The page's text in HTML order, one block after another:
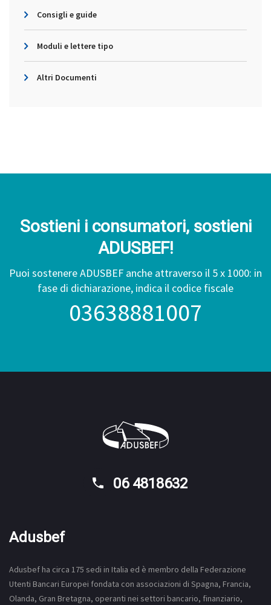
Consigli e guide
Moduli e lettere tipo
Altri Documenti
Sostieni i consumatori, sostieni
ADUSBEF!
Puoi sostenere ADUSBEF anche attraverso il 5 x 1000: in
fase di dichiarazione, indica il codice fiscale
03638881007
06 4818632
Adusbef
Adusbef ha circa 175 sedi in Italia ed è membro della Federazione
Utenti Bancari Europei fondata con associazioni di Spagna, Francia,
Olanda, Gran Bretagna, operanti nei settori bancario, finanziario,